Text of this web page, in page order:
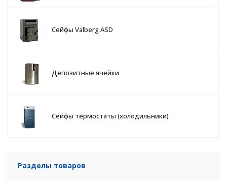
Сейфы Valberg ASD
Депозитные ячейки
Сейфы термостаты (холодильники)
Разделы товаров